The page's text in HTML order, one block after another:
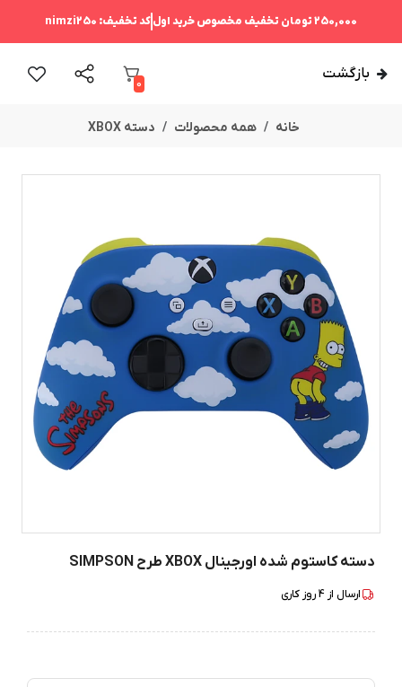
250,000 تومان تخفیف مخصوص خرید اولکد تخفیف: nimzi250
بازگشت
0
خانه همه محصولات دسته XBOX
دسته کاستوم شده اورجینال XBOX طرح SIMPSON
ارسال از 4روز کاری